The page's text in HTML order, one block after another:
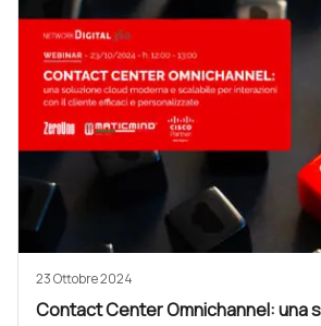
23 Ottobre 2024
Contact Center Omnichannel: una